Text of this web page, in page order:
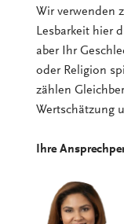
Wir verwenden
Lesbarkeit hier
aber Ihr
oder Religion
zählen
Wertschätzung
Ihre